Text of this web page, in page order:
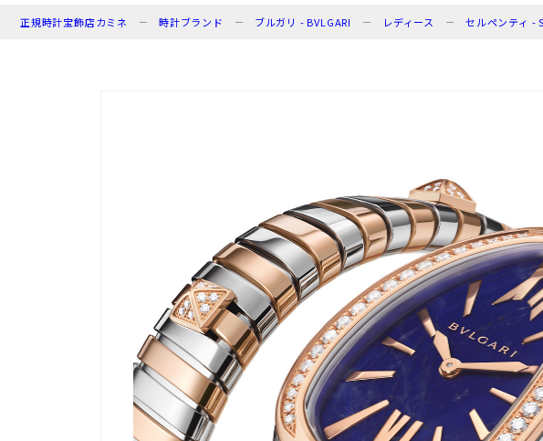
正規時計宝飾店カミネ 時計ブランド ブルガリ - BVLGARI レディース セルペンティ -